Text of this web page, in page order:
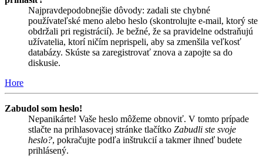
Najpravdepodobnejšie dôvody: zadali ste chybné
používateľské meno alebo heslo (skontrolujte e-mail, ktorý ste
obdržali pri registrácií). Je bežné, že sa pravidelne odstraňujú
užívatelia, ktorí ničím neprispeli, aby sa zmenšila veľkosť
databázy. Skúste sa zaregistrovať znova a zapojte sa do
diskusie.
Hore
Zabudol som heslo!
Nepanikárte! Vaše heslo môžeme obnoviť. V tomto prípade
stlačte na prihlasovacej stránke tlačítko Zabudli ste svoje
heslo?, pokračujte podľa inštrukcií a takmer ihneď budete
prihlásený.